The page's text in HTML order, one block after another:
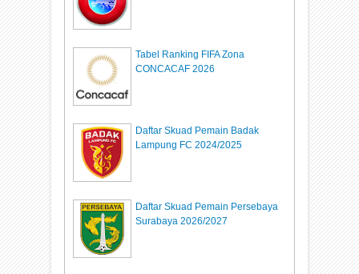
Tabel Ranking FIFA Zona
CONCACAF 2026
Daftar Skuad Pemain Badak
Lampung FC 2024/2025
Daftar Skuad Pemain Persebaya
Surabaya 2026/2027